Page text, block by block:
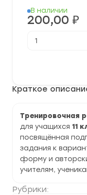
Краткое
Тренировочная
для учащихся 11
посвящённая
задания к
форму и
учителям,
Рубрики:
В наличии
200,00 ₽
товара
Информатике
(ИН2410101-
02)
задания
и
ответы